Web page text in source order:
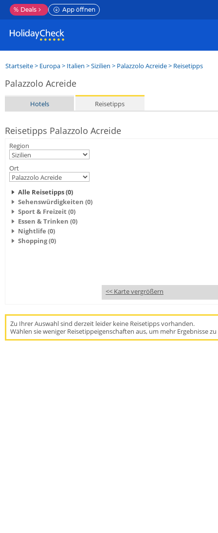
% Deals App öffnen
Startseite> Europa> Italien >Sizilien > Palazzolo Acreide> Reisetipps
Palazzolo Acreide
Hotels Reisetipps
Reisetipps Palazzolo Acreide
Region
Ort
Alle Reisetipps (0)
Sehenswürdigkeiten (0)
Sport & Freizeit (0)
Essen & Trinken (0)
Nightlife (0)
Shopping (0)
<< Karte vergrößern
Zu Ihrer Auswahl sind derzeit leider keine Reisetipps vorhanden.
Wählen sie weniger Reisetippeigenschaften aus, um mehr Ergebnisse